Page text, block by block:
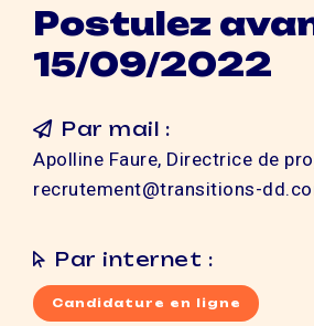
Postulez
15/09/2022
Par mail :
Apolline Faure, Directrice de
recrutement@transitions-
Par internet :
Candidature en ligne